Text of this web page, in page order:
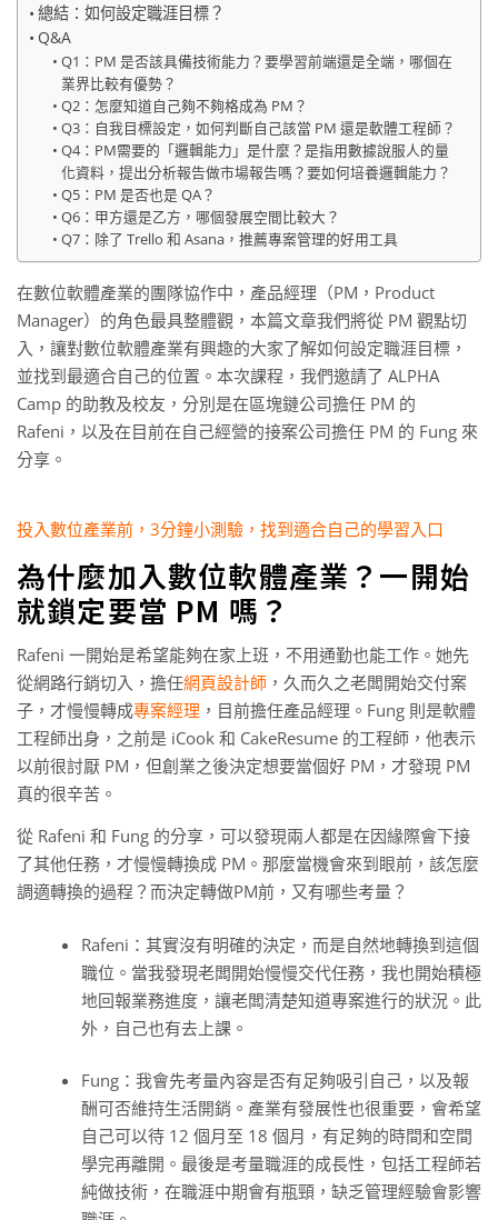
總結：如何設定職涯目標？
Q&A
Q1：PM 是否該具備技術能力？要學習前端還是全端，哪個在
業界比較有優勢？
Q2：怎麼知道自己夠不夠格成為 PM？
Q3：自我目標設定，如何判斷自己該當 PM 還是軟體工程師？
Q4：PM需要的「邏輯能力」是什麼？是指用數據說服人的量
化資料，提出分析報告做市場報告嗎？要如何培養邏輯能力？
Q5：PM 是否也是 QA？
Q6：甲方還是乙方，哪個發展空間比較大？
Q7：除了 Trello 和 Asana，推薦專案管理的好用工具
在數位軟體產業的團隊協作中，產品經理（PM，Product
Manager）的角色最具整體觀，本篇文章我們將從 PM 觀點切
入，讓對數位軟體產業有興趣的大家了解如何設定職涯目標，
並找到最適合自己的位置。本次課程，我們邀請了 ALPHA
Camp 的助教及校友，分別是在區塊鏈公司擔任 PM 的
Rafeni，以及在目前在自己經營的接案公司擔任 PM 的 Fung 來
分享。
投入數位產業前，3分鐘小測驗，找到適合自己的學習入口
為什麼加入數位軟體產業？一開始
就鎖定要當 PM 嗎？
Rafeni 一開始是希望能夠在家上班，不用通勤也能工作。她先
從網路行銷切入，擔任網頁設計師 ，久而久之老闆開始交付案
子，才慢慢轉成專案經理 ，目前擔任產品經理。Fung 則是軟體
工程師出身，之前是 iCook 和 CakeResume 的工程師，他表示
以前很討厭 PM，但創業之後決定想要當個好 PM，才發現 PM
真的很辛苦。
從 Rafeni 和 Fung 的分享，可以發現兩人都是在因緣際會下接
了其他任務，才慢慢轉換成 PM。那麼當機會來到眼前，該怎麼
調適轉換的過程？而決定轉做PM前，又有哪些考量？
Rafeni：其實沒有明確的決定，而是自然地轉換到這個
職位。當我發現老闆開始慢慢交代任務，我也開始積極
地回報業務進度，讓老闆清楚知道專案進行的狀況。此
外，自己也有去上課。
Fung：我會先考量內容是否有足夠吸引自己，以及報
酬可否維持生活開銷。產業有發展性也很重要，會希望
自己可以待 12 個月至 18 個月，有足夠的時間和空間
學完再離開。最後是考量職涯的成長性，包括工程師若
純做技術，在職涯中期會有瓶頸，缺乏管理經驗會影響